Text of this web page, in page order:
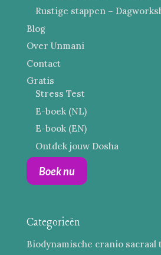
Rustige stappen –
Blog
Over Unmani
Contact
Gratis
Stress Test
E-boek (NL)
E-book (EN)
Ontdek jouw Dosha
Boek nu
Categorieën
Biodynamische cranio sacraal